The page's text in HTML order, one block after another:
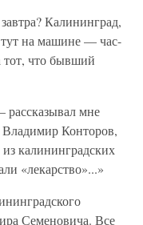
Калининград,
тут на машине — час-
тот, что бывший
рассказывал мне
Владимир Конторов,
калининградских
«лекарство»...»
Семеновича. Все